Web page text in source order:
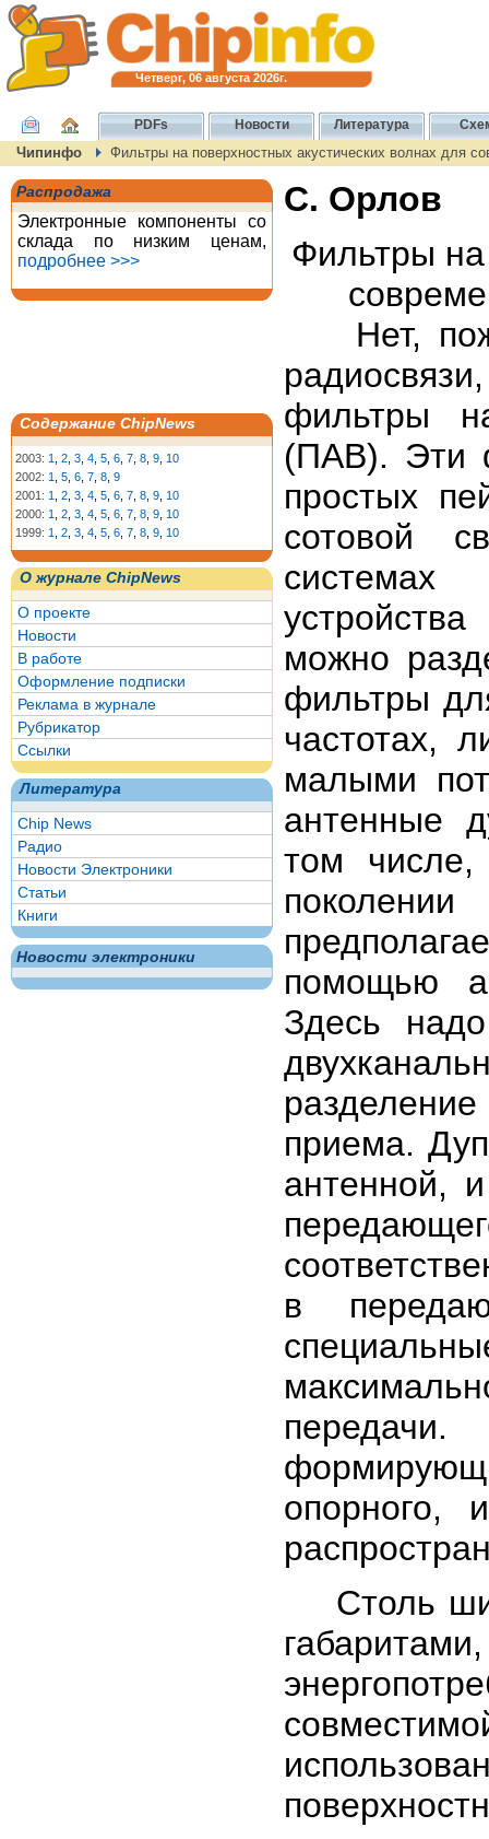
Четверг, 06 августа 2026г.
PDFs Новости Литература
Чипинфо Фильтры на поверхностных акустических волнах для
Распродажа
Электронные компоненты со
склада по низким ценам,
подробнее >>>
Содержание ChipNews
2003: 1 2 3 4 5 6 7 8 9 10
2002: 1 5 6 7 8 9
2001: 1 2 3 4 5 6 7 8 9 10
2000: 1 2 3 4 5 6 7 8 9 10
1999: 1 2 3 4 5 6 7 8 9 10
О журнале ChipNews
О проекте
Новости
В работе
Оформление подписки
Реклама в журнале
Рубрикатор
Ссылки
Литература
Chip News
Радио
Новости Электроники
Статьи
Книги
Новости электроники
С. Орлов
Фильтры на
Нет,
фильтры
(ПАВ). Эти
простых
сотовой
можно
фильтры
частотах,
малыми
антенные
том
помощью
Здесь
приема.
антенной,
в
опорного,
Столь